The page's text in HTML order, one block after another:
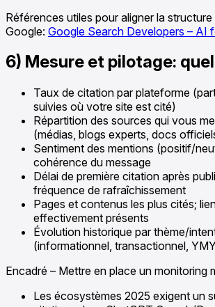
Références utiles pour aligner la
Google: Google Search Developers – AI
6) Mesure et pilotage:
Taux de citation par plateforme
suivies où votre site est cité)
Répartition des sources qui vous
(médias, blogs experts, docs
Sentiment des mentions (positif/
cohérence du message
Délai de première citation après
fréquence de rafraîchissement
Pages et contenus les plus cités;
effectivement présents
Évolution historique par thème/
(informationnel, transactionnel,
Encadré – Mettre en place un monitoring
Les écosystèmes 2025 exigent un